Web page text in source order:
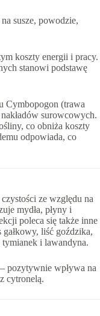
susze, powodzie,
koszty energii i pracy.
stanowi podstawę
Cymbopogon (trawa
surowcowych.
co obniża koszty
odpowiada, co
ze względu na
mydła, płyny i
poleca się także inne
liść goździka,
i lawandyna.
pozytywnie wpływa na
cytronelą.